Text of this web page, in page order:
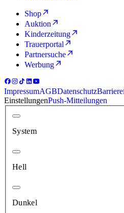
Shop
Auktion
Kinderzeitung
Trauerportal
Partnersuche
Werbung
ImpressumAGBDatenschutz
EinstellungenPush-Mitteilungen
System
Hell
Dunkel